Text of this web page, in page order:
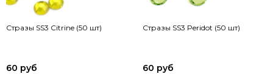
Стразы SS3 Citrine (50 шт)
60 руб
Стразы SS3 Peridot (50 шт)
60 руб